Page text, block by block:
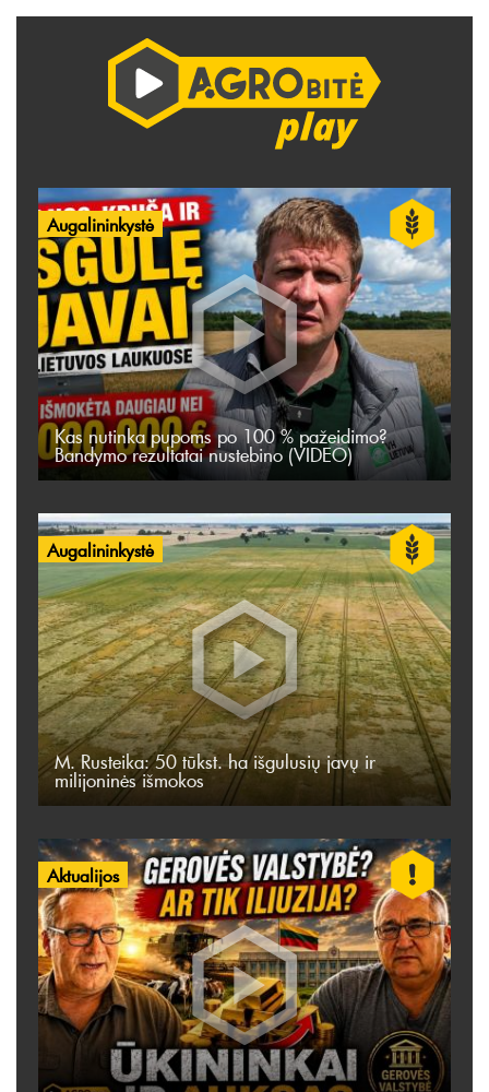
Augalininkystė
Kas nutinka pupoms po 100 % pažeidimo?
Bandymo rezultatai nustebino (VIDEO)
Augalininkystė
M. Rusteika: 50 tūkst. ha išgulusių javų ir
milijoninės išmokos
Aktualijos